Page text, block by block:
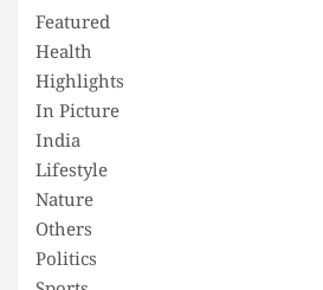
Featured
Health
Highlights
In Picture
India
Lifestyle
Nature
Others
Politics